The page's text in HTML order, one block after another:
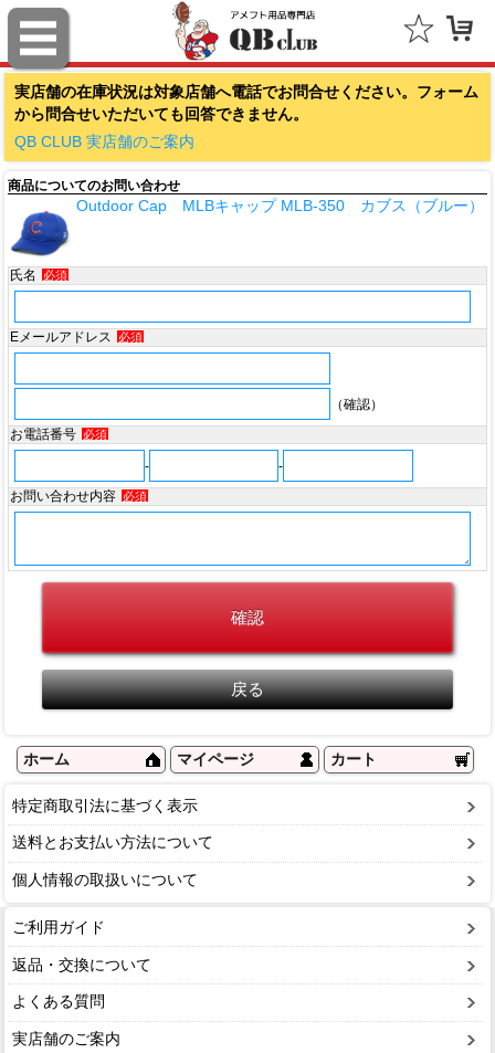
実店舗の在庫状況は対象店舗へ電話でお問合せください。フォーム
から問合せいただいても回答できません。
QB CLUB 実店舗のご案内
商品についてのお問い合わせ
Outdoor Cap MLBキャップ MLB-350 カブス（ブルー）
氏名 必須
Eメールアドレス 必須
（確認）
お電話番号 必須
-
-
お問い合わせ内容 必須
ホーム マイページ カート
特定商取引法に基づく表示
送料とお支払い方法について
個人情報の取扱いについて
ご利用ガイド
返品・交換について
よくある質問
実店舗のご案内
ファナティクス（Fanatics）
アウトドアキャップ（Outdoor Cap Company）
スポルディング（SPALDING）
ミッチェル＆ネス（Mitchell & Ness）
ポータフォン（PORTAPHONE）
ギルマンギア（Gilman Gear）
サムプロ（ThumbPRO）